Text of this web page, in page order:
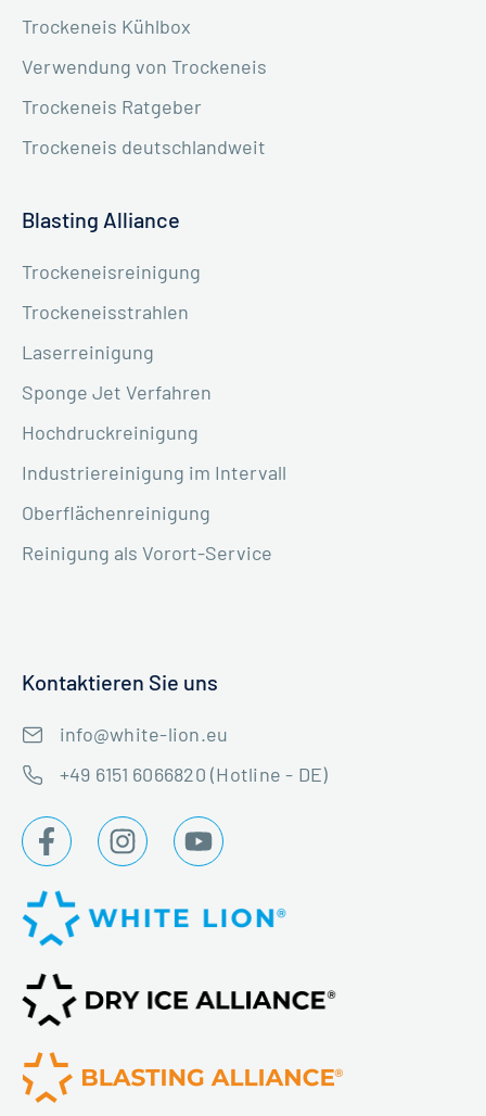
Trockeneis Kühlbox
Verwendung von Trockeneis
Trockeneis Ratgeber
Trockeneis deutschlandweit
Blasting Alliance
Trockeneisreinigung
Trockeneisstrahlen
Laserreinigung
Sponge Jet Verfahren
Hochdruckreinigung
Industriereinigung im Intervall
Oberflächenreinigung
Reinigung als Vorort-Service
Kontaktieren Sie uns
info@white-lion.eu
+49 6151 6066820 (Hotline - DE)